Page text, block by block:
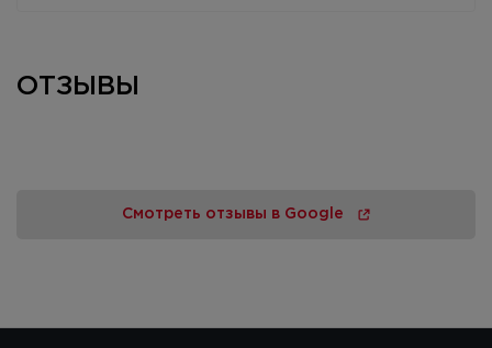
ОТЗЫВЫ
Смотреть отзывы в Google